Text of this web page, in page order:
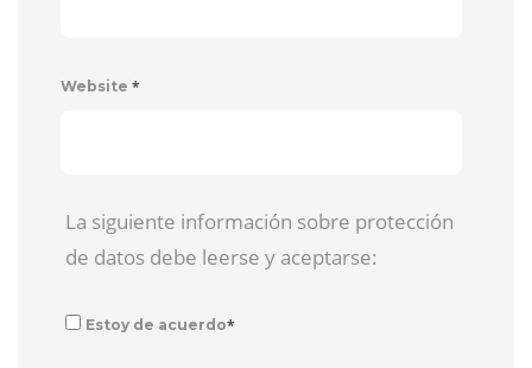
Website *
La siguiente información sobre protección
de datos debe leerse y aceptarse:
Estoy de acuerdo*